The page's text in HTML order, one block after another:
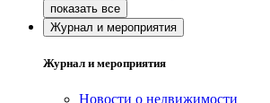
Журнал и мероприятия
Журнал и мероприятия
Новости о недвижимости